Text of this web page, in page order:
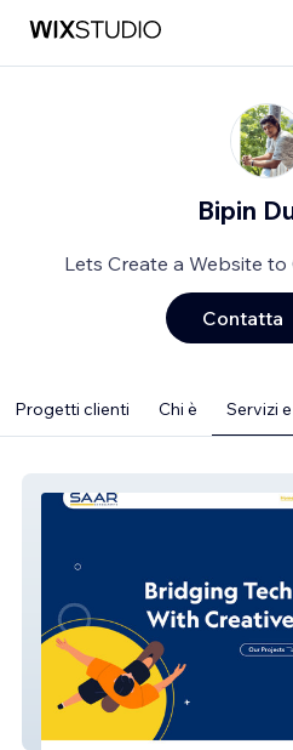
Bipin
Lets Create a Website
Contatta
Progetti clienti Chi è Servizi
SAAR Consultants